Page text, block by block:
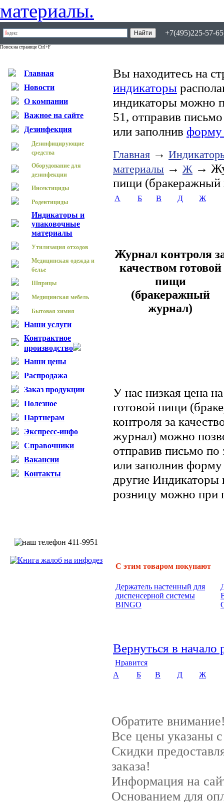
+7(495)225-57-
Поиск на странице Ctrl+F
Главная
Новости
О компании
Важное на сайте
Дезинфекция
Дезинфицирующие
средства
Оборудование для
дезинфекции
Инсектициды
Родентициды
Индикаторы и
упаковочные
материалы
Утилизация отходов
Медицинская одежда и
белье
Шприцы
Медицинская мебель
Бытовая химия
Наши услуги
Контрактное
производство
Наши цены
Распродажа
Заказ продукции
Полезное
Партнерам
Экспресс-инфо
Справочники
Вакансии
Контакты
Вы находитесь на
индикаторы
индикаторы можно
51, отправив
или заполнив форму
Главная →
материалы → Ж →
пищи (бракеражный
А Б В Д Ж
Журнал контроля
качеством готовой
пищи
(бракеражный
журнал)
У нас низкая цена
готовой пищи
контроля за
журнал) можно
отправив письмо
или заполнив форму
другие Индикаторы
розницу можно при
С этим товаром покупают
Держатель настенный для
диспенсерной системы
BINGO
Вернуться в начало
Нравится
А
Б В Д Ж
Обратите
Все цены указаны
Скидки
заказа!
Информация на
Основанием для